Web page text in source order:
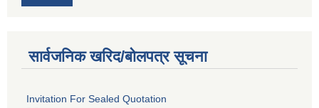
सार्वजनिक खरिद/बोलपत्र सूचना
Invitation For Sealed Quotation